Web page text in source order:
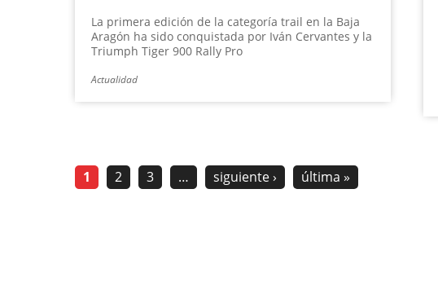
La primera edición de la categoría trail en la Baja
Aragón ha sido conquistada por Iván Cervantes y la
Triumph Tiger 900 Rally Pro
Actualidad
1 2 3 … siguiente › última »